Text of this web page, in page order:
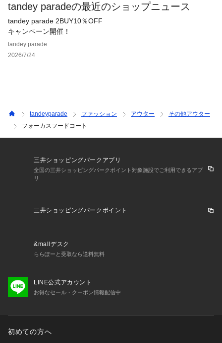
tandey paradeの最近のショップニュース
tandey parade 2BUY10％OFF
キャンペーン開催！
tandey parade
2026/7/24
tandeyparade ファッション アウター
その他アウター
フォーカスフードコート
三井ショッピングパークアプリ
全国の三井ショッピングパークポイント対象施設でご利用できるアプ
リ
三井ショッピングパークポイント
&mallデスク
ららぽーと受取なら送料無料
LINE公式アカウント
お得なセール・クーポン情報配信中
初めての方へ